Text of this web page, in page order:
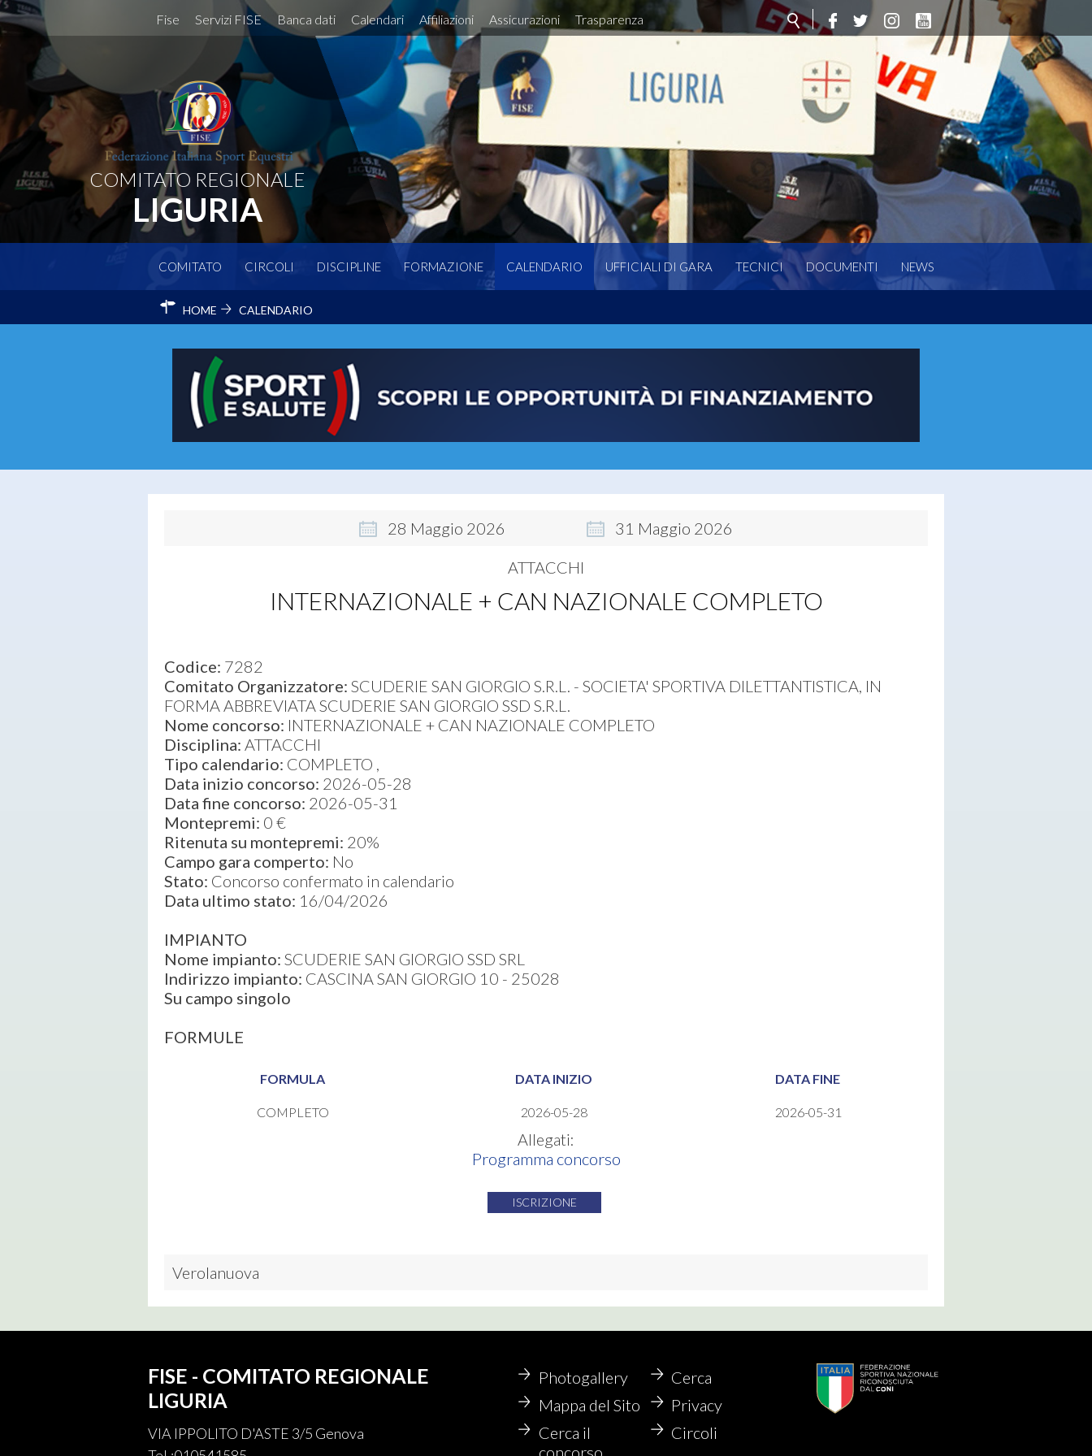
Fise Servizi FISE Banca dati Calendari Affiliazioni Assicurazioni Trasparenza
COMITATO REGIONALE
LIGURIA
COMITATO CIRCOLI DISCIPLINE FORMAZIONE CALENDARIO UFFICIALI DI GARA TECNICI DOCUMENTI NEWS
HOME CALENDARIO
28 Maggio 2026 31 Maggio 2026
INTERNAZIONALE + CAN NAZIONALE COMPLETO
Codice: 7282
Comitato Organizzatore: SCUDERIE SAN GIORGIO S.R.L. - SOCIETA' SPORTIVA DILETTANTISTICA, IN
FORMA ABBREVIATA SCUDERIE SAN GIORGIO SSD S.R.L.
Nome concorso: INTERNAZIONALE + CAN NAZIONALE COMPLETO
Disciplina: ATTACCHI
Tipo calendario: COMPLETO ,
Data inizio concorso: 2026-05-28
Data fine concorso: 2026-05-31
Montepremi: 0 €
Ritenuta su montepremi: 20%
Campo gara comperto: No
Stato: Concorso confermato in calendario
Data ultimo stato: 16/04/2026
IMPIANTO
Nome impianto: SCUDERIE SAN GIORGIO SSD SRL
Indirizzo impianto: CASCINA SAN GIORGIO 10 - 25028
Su campo singolo
FORMULE
FORMULA DATA INIZIO DATA FINE
COMPLETO 2026-05-28 2026-05-31
Allegati:
Programma concorso
ISCRIZIONE
ATTACCHI
Verolanuova
FISE - COMITATO REGIONALE
LIGURIA
VIA IPPOLITO D'ASTE 3/5 Genova
Photogallery
Cerca
Mappa del Sito
Privacy
Cerca il
concorso
Circoli